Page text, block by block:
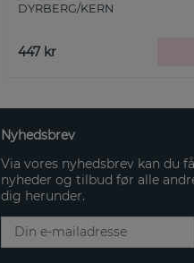
DYRBERG/KERN
447 kr
Nyhedsbrev
Via vores nyhedsbrev kan du
nyheder og tilbud før alle
dig herunder.